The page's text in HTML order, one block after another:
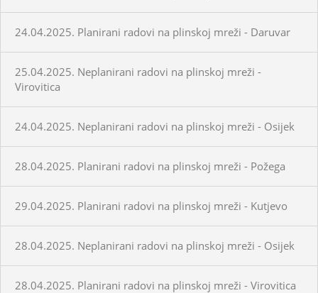
24.04.2025. Planirani radovi na plinskoj mreži - Daruvar
25.04.2025. Neplanirani radovi na plinskoj mreži -
Virovitica
24.04.2025. Neplanirani radovi na plinskoj mreži - Osijek
28.04.2025. Planirani radovi na plinskoj mreži - Požega
29.04.2025. Planirani radovi na plinskoj mreži - Kutjevo
28.04.2025. Neplanirani radovi na plinskoj mreži - Osijek
28.04.2025. Planirani radovi na plinskoj mreži - Virovitica